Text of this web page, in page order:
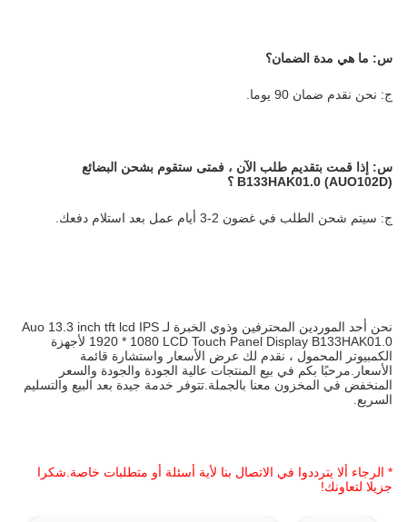
س: ما هي مدة الضمان؟
ج: نحن نقدم ضمان 90 يوما.
س: إذا قمت بتقديم طلب الآن ، فمتى ستقوم بشحن البضائع
B133HAK01.0 (AUO102D) ؟
ج: سيتم شحن الطلب في غضون 2-3 أيام عمل بعد استلام دفعك.
نحن أحد الموردين المحترفين وذوي الخبرة لـ Auo 13.3 inch tft lcd IPS
1920 * 1080 LCD Touch Panel Display B133HAK01.0 لأجهزة
الكمبيوتر المحمول ، نقدم لك عرض الأسعار واستشارة قائمة
الأسعار.مرحبًا بكم في بيع المنتجات عالية الجودة والجودة والسعر
المنخفض في المخزون معنا بالجملة.تتوفر خدمة جيدة بعد البيع والتسليم
السريع.
* الرجاء ألا يترددوا في الاتصال بنا لأية أسئلة أو متطلبات خاصة.شكرا
جزيلا لتعاونك!